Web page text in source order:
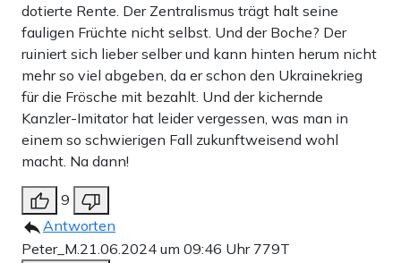
dotierte Rente. Der Zentralismus trägt halt seine
fauligen Früchte nicht selbst. Und der Boche? Der
ruiniert sich lieber selber und kann hinten herum nicht
mehr so viel abgeben, da er schon den Ukrainekrieg
für die Frösche mit bezahlt. Und der kichernde
Kanzler-Imitator hat leider vergessen, was man in
einem so schwierigen Fall zukunftweisend wohl
macht. Na dann!
9
Antworten
Peter_M.21.06.2024 um 09:46 Uhr 779T